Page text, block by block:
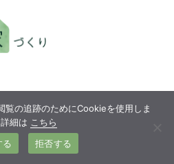
覧の追跡のためにCookieを使用しま
細は こちら
る
拒否する